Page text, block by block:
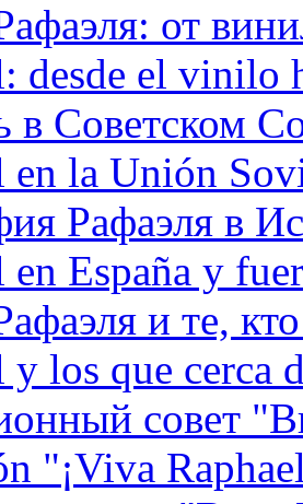
от
desde el vinilo
в Советском
en la Unión
Рафаэля в
en España y
и те,
y los que cerca
совет
"¡Viva